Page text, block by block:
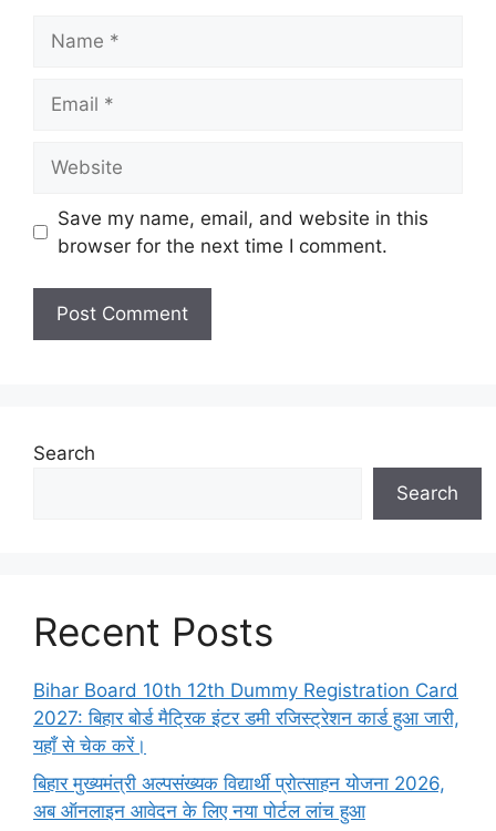
Save my name, email, and website in this
browser for the next time I comment.
Search
Search
Recent Posts
Bihar Board 10th 12th Dummy Registration Card
2027: बिहार बोर्ड मैट्रिक इंटर डमी रजिस्ट्रेशन कार्ड हुआ जारी,
यहाँ से चेक करें।
बिहार मुख्यमंत्री अल्पसंख्यक विद्यार्थी प्रोत्साहन योजना 2026,
अब ऑनलाइन आवेदन के लिए नया पोर्टल लांच हुआ